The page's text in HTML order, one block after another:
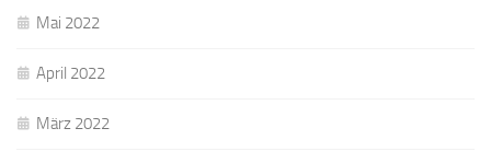
Mai 2022
April 2022
März 2022